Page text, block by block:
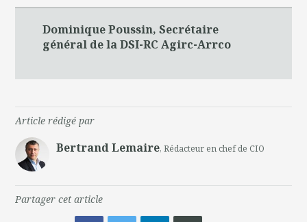
Dominique Poussin, Secrétaire
général de la DSI-RC Agirc-Arrco
Article rédigé par
Bertrand Lemaire, Rédacteur en chef de CIO
Partager cet article